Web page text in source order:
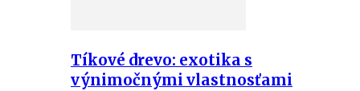
Tíkové drevo: exotika s
výnimočnými vlastnosťami